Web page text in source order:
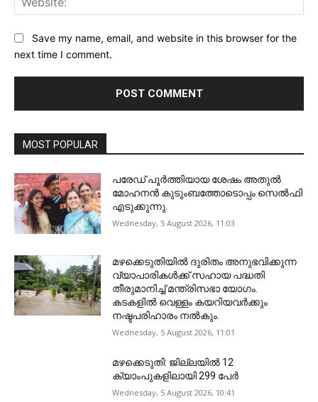
Save my name, email, and website in this browser for the
next time I comment.
MOST POPULAR
പരേഡ് പൂര്‍ത്തിയായ ശേഷം അതുൽ
മോഹനൻ കുടുംബത്തോടൊപ്പം സെൽഫി
എടുക്കുന്നു.
Wednesday, 5 August 2026, 11:03
മഴക്കെടുതിയിൽ ദുരിതം അനുഭവിക്കുന്ന
വ്യാപാരികൾക്ക് സഹായ പദ്ധതി
തീരുമാനിച്ച് മന്ത്രിസഭാ യോഗം.
കടകളിൽ വെള്ളം കയറിയവർക്കും
നഷ്ടപരിഹാരം നൽകും.
Wednesday, 5 August 2026, 11:01
മഴക്കെടുതി: ജില്ലയിൽ 12
ക്യാംപുകളിലായി 299 പേർ
Wednesday, 5 August 2026, 10:41